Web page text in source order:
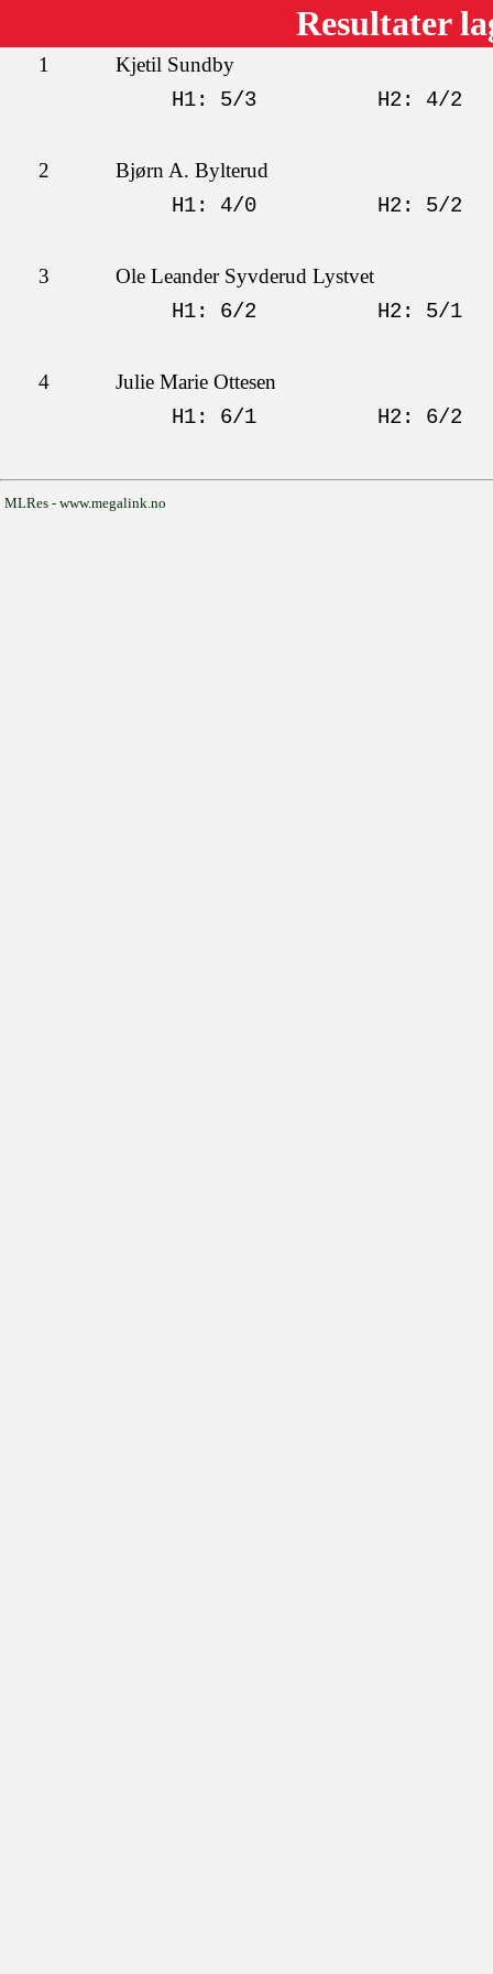
Resultater
1 Kjetil Sundby
H1: 5/3 H2: 4/2
2 Bjørn A. Bylterud
H1: 4/0 H2: 5/2
3 Ole Leander Syvderud Lystvet
H1: 6/2 H2: 5/1
4 Julie Marie Ottesen
H1: 6/1 H2: 6/2
MLRes - www.megalink.no